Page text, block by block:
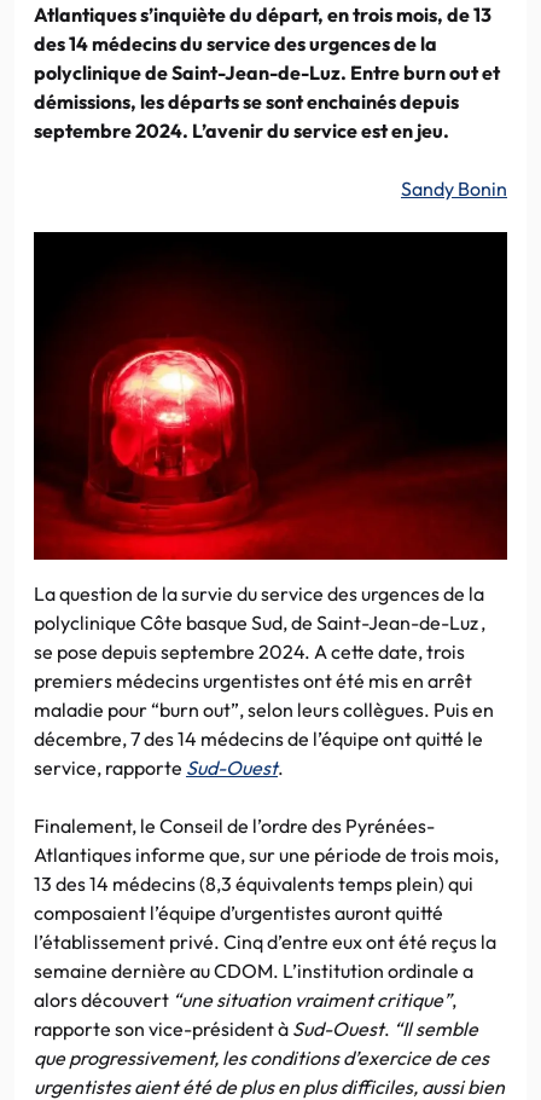
Atlantiques s’inquiète du départ, en trois mois, de 13
des 14 médecins du service des urgences de la
polyclinique de Saint-Jean-de-Luz. Entre burn out et
démissions, les départs se sont enchainés depuis
septembre 2024. L’avenir du service est en jeu.
Sandy Bonin
La question de la survie du service des urgences de la
polyclinique Côte basque Sud, de Saint-Jean-de-Luz ,
se pose depuis septembre 2024. A cette date, trois
premiers médecins urgentistes ont été mis en arrêt
maladie pour “burn out”, selon leurs collègues. Puis en
décembre, 7 des 14 médecins de l’équipe ont quitté le
service, rapporte Sud-Ouest.
Finalement, le Conseil de l’ordre des Pyrénées-
Atlantiques informe que, sur une période de trois mois,
13 des 14 médecins (8,3 équivalents temps plein) qui
composaient l’équipe d’urgentistes auront quitté
l’établissement privé. Cinq d’entre eux ont été reçus la
semaine dernière au CDOM. L’institution ordinale a
alors découvert “une situation vraiment critique”,
rapporte son vice-président à Sud-Ouest. “Il semble
que progressivement, les conditions d’exercice de ces
urgentistes aient été de plus en plus difficiles, aussi bien